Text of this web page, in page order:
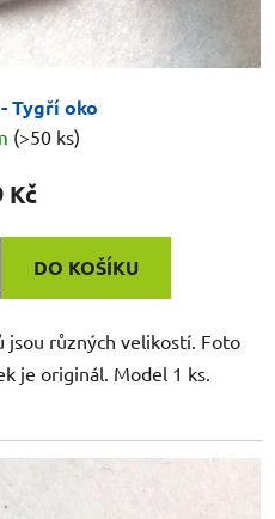
Tygří oko
(>50 ks)
Kč
DO KOŠÍKU
jsou různých velikostí. Foto
je originál. Model 1 ks.